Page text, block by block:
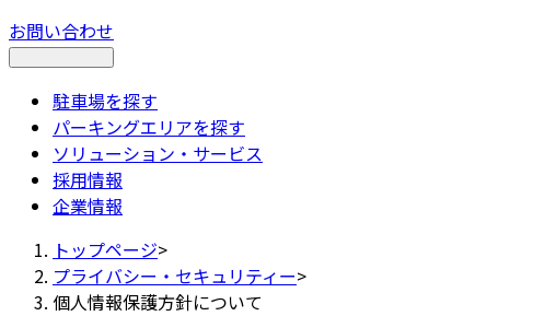
お問い合わせ
駐車場を探す
パーキングエリアを探す
ソリューション・サービス
採用情報
企業情報
トップページ>
プライバシー・セキュリティー>
個人情報保護方針について